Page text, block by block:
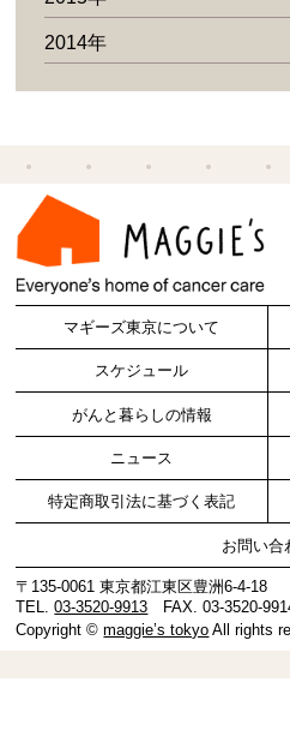
2014年
マギーズ東京について
スケジュール
がんと暮らしの情報
ニュース
特定商取引法に基づく表記
お問い合
〒135-0061 東京都江東区豊洲6-4-18
TEL.03-3520-9913 FAX. 03-3520-
Copyright ©maggie’s tokyo All rights